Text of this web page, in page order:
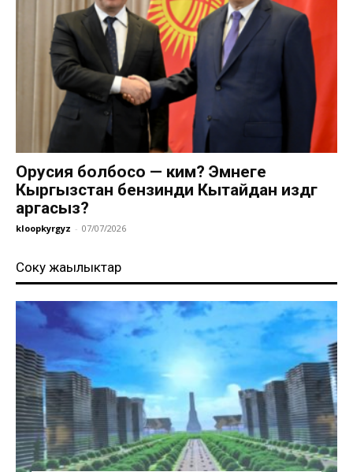
Орусия болбосо — ким? Эмнеге
Кыргызстан бензинди Кытайдан издөөгө
аргасыз?
kloopkyrgyz - 07/07/2026
Соңку жаңылыктар